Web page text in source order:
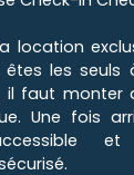
location
les seuls
il faut monter
Une fois
et